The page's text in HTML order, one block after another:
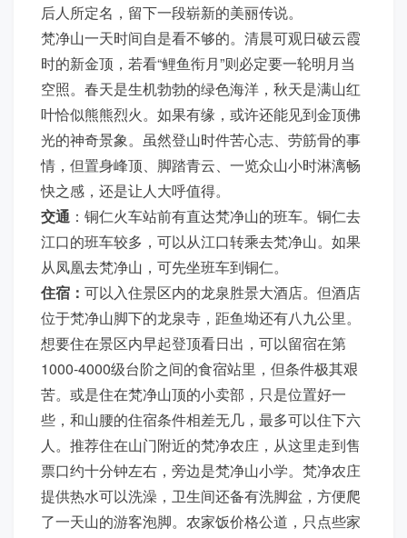
后人所定名，留下一段崭新的美丽传说。
梵净山一天时间自是看不够的。清晨可观日破云霞
时的新金顶，若看“鲤鱼衔月”则必定要一轮明月当
空照。春天是生机勃勃的绿色海洋，秋天是满山红
叶恰似熊熊烈火。如果有缘，或许还能见到金顶佛
光的神奇景象。虽然登山时件苦心志、劳筋骨的事
情，但置身峰顶、脚踏青云、一览众山小时淋漓畅
快之感，还是让人大呼值得。
交通 ：铜仁火车站前有直达梵净山的班车。铜仁去
江口的班车较多，可以从江口转乘去梵净山。如果
从凤凰去梵净山，可先坐班车到铜仁。
住宿： 可以入住景区内的龙泉胜景大酒店。但酒店
位于梵净山脚下的龙泉寺，距鱼坳还有八九公里。
想要住在景区内早起登顶看日出，可以留宿在第
1000-4000级台阶之间的食宿站里，但条件极其艰
苦。或是住在梵净山顶的小卖部，只是位置好一
些，和山腰的住宿条件相差无几，最多可以住下六
人。推荐住在山门附近的梵净农庄，从这里走到售
票口约十分钟左右，旁边是梵净山小学。梵净农庄
提供热水可以洗澡，卫生间还备有洗脚盆，方便爬
了一天山的游客泡脚。农家饭价格公道，只点些家